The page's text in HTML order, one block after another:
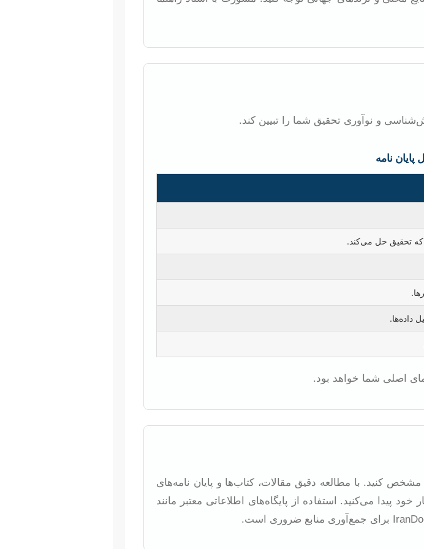
و نوآوری تحقیق شما را تبیین کند.
تحقیق حل می‌کند.
داده‌ها.
اصلی شما خواهد بود.
کنید. با مطالعه دقیق مقالات، کتاب‌ها و پایان نامه‌های
می‌کنید. استفاده از پایگاه‌های اطلاعاتی معتبر مانند